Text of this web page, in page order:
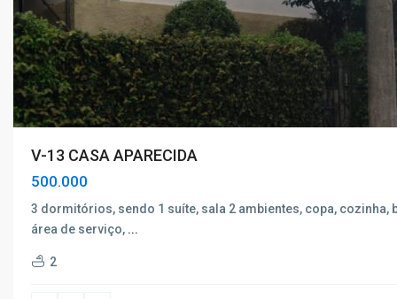
V-13 CASA APARECIDA
500.000
3 dormitórios, sendo 1 suíte, sala 2 ambientes, copa, cozinha,
área de serviço, ...
2